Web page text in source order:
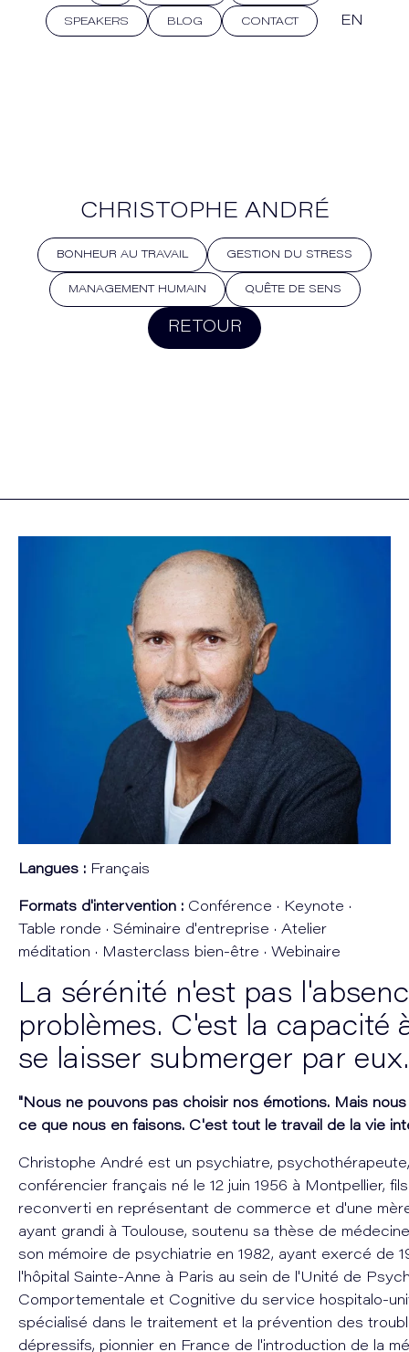
SPEAKERS BLOG CONTACT EN
CHRISTOPHE ANDRÉ
BONHEUR AU TRAVAIL GESTION DU STRESS
MANAGEMENT HUMAIN QUÊTE DE SENS
RETOUR
Langues : Français
Formats d'intervention : Conférence · Keynote ·
Table ronde · Séminaire d'entreprise · Atelier
méditation · Masterclass bien-être · Webinaire
La sérénité n'est pas
problèmes. C'est la capacité
se laisser submerger par eux.
"Nous ne pouvons pas choisir nos émotions. Mais
ce que nous en faisons. C'est tout le travail de la vie
Christophe André est un psychiatre,
conférencier français né le 12 juin 1956 à Montpellier,
reconverti en représentant de commerce et d'une
ayant grandi à Toulouse, soutenu sa thèse de
son mémoire de psychiatrie en 1982, ayant exercé de
l'hôpital Sainte-Anne à Paris au sein de l'Unité de
Comportementale et Cognitive du service hospitalo-
spécialisé dans le traitement et la prévention des
dépressifs, pionnier en France de l'introduction de la